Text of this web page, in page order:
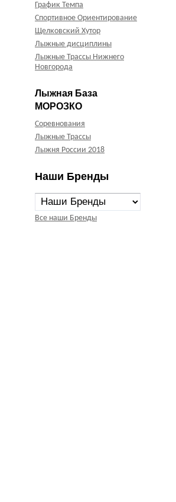
График Темпа
Спортивное Ориентирование
Щелковский Хутор
Лыжные дисциплины
Лыжные Трассы Нижнего
Новгорода
Лыжная База
МОРОЗКО
Соревнования
Лыжные Трассы
Лыжня России 2018
Наши Бренды
Все наши Бренды